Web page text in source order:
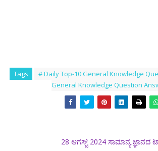
Tags # Daily Top-10 General Knowledge
General Knowledge Question
28 ಆಗಸ್ಟ್ 2024 ಸಾಮಾನ್ಯ ಜ್ಞಾನದ